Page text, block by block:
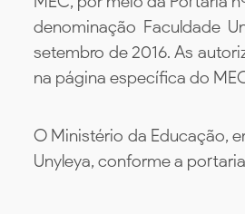
denominação Faculdade
setembro de 2016. As
na página específica do
O Ministério da Educação,
Unyleya, conforme a